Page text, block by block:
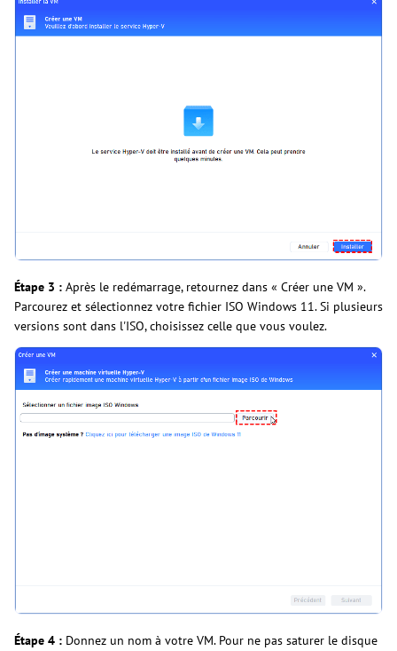
Étape 3 : Après le redémarrage, retournez dans « Créer une VM ».
Parcourez et sélectionnez votre fichier ISO Windows 11. Si plusieurs
versions sont dans l'ISO, choisissez celle que vous voulez.
Étape 4 : Donnez un nom à votre VM. Pour ne pas saturer le disque